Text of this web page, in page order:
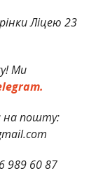
Ліцею 23
Ми
на пошту:
989 60 87